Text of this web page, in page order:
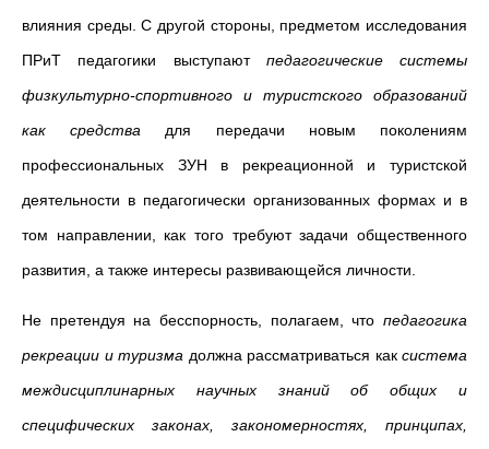
влияния среды. С другой стороны, предметом исследования
ПРиТ педагогики выступают педагогические системы
физкультурно-спортивного и туристского образований
как средства для передачи новым поколениям
профессиональных ЗУН в рекреационной и туристской
деятельности в педагогически организованных формах и в
том направлении, как того требуют задачи общественного
развития, а также интересы развивающейся личности.
Не претендуя на бесспорность, полагаем, чтопедагогика
рекреации и туризма должна рассматриваться как система
междисциплинарных научных знаний об общих и
специфических законах, закономерностях, принципах,